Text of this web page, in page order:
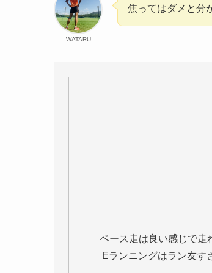
WATARU
焦ってはダメと分
ペース走は良い感じで走
Eランニングはラン友す